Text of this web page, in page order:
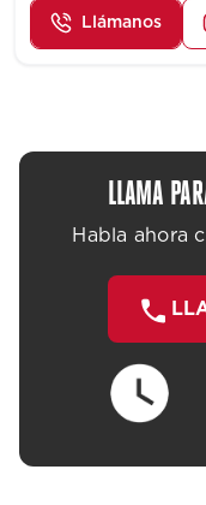
Llámanos
LLAMA
Habla ahora